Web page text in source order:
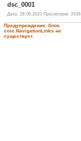
dsc_0001
Дата: 28.06.2010 Просмотров: 2936
Предупреждение: блок
core.NavigationLinks не
существует.